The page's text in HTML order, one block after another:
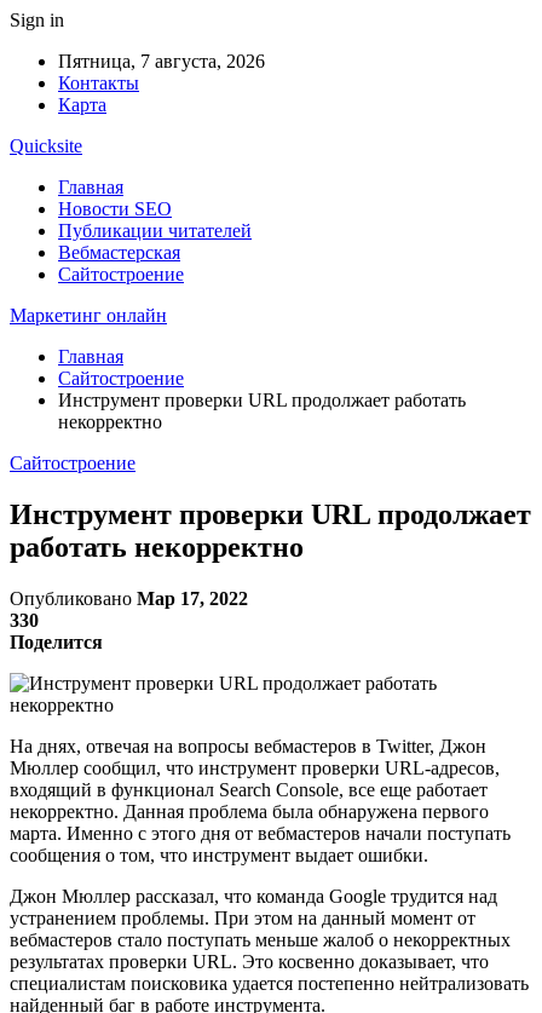
Sign in
Пятница, 7 августа, 2026
Контакты
Карта
Quicksite
Главная
Новости SEO
Публикации читателей
Вебмастерская
Сайтостроение
Маркетинг онлайн
Главная
Сайтостроение
Инструмент проверки URL продолжает работать
некорректно
Сайтостроение
Инструмент проверки URL продолжает
работать некорректно
Опубликовано Мар 17, 2022
330
Поделится
На днях, отвечая на вопросы вебмастеров в Twitter, Джон
Мюллер сообщил, что инструмент проверки URL-адресов,
входящий в функционал Search Console, все еще работает
некорректно. Данная проблема была обнаружена первого
марта. Именно с этого дня от вебмастеров начали поступать
сообщения о том, что инструмент выдает ошибки.
Джон Мюллер рассказал, что команда Google трудится над
устранением проблемы. При этом на данный момент от
вебмастеров стало поступать меньше жалоб о некорректных
результатах проверки URL. Это косвенно доказывает, что
специалистам поисковика удается постепенно нейтрализовать
найденный баг в работе инструмента.